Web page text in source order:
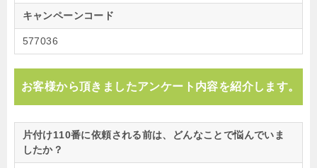
キャンペーンコード
577036
お客様から頂きましたアンケート内容を紹介します。
片付け110番に依頼される前は、どんなことで悩んでいま
したか？